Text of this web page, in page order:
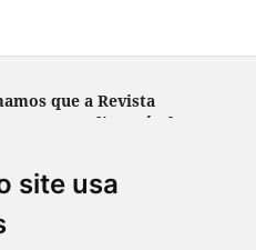
site usa
que a Revista
disponível no
rbclima